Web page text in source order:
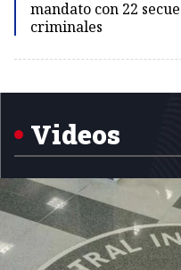
mandato con 22
criminales
Videos